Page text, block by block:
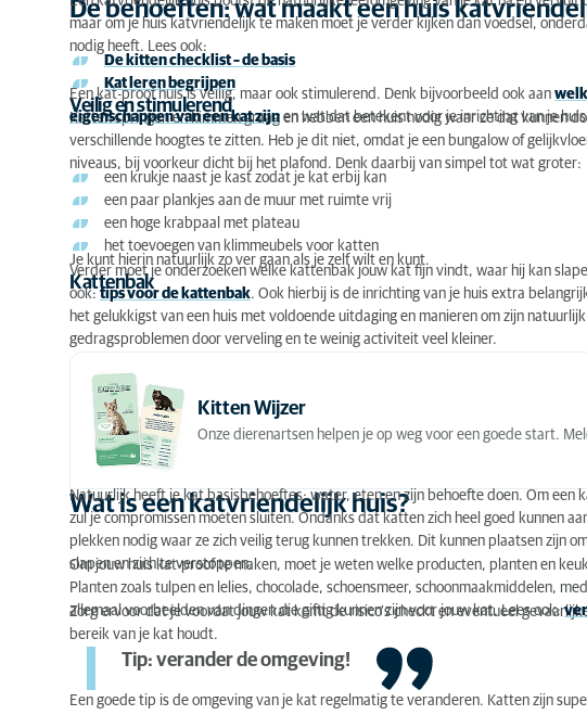
Een verstopplekje voor jouw kat
Een krabpaal
De kattenbak
Stimulatie en speeltjes
De buitenwereld
De behoeften: wat maakt een huis
maar om je huis katvriendelijk te maken moet je verder kijken dan voedsel,
nodig heeft. Lees ook:
De kitten checklist – de basis
Kat leren begrijpen
Veilig en stimulerend
Een kat-proof huis is veilig, maar ook stimulerend. Denk bijvoorbeeld ook aan
eigenschappen van een kat zijn en wat dat betekent voor je inrichting van je
Katten springen en kimmen graag en hebben een huis nodig waar ze dat kunnen
verschillende hoogtes te zitten. Heb je dit niet, omdat je een bungalow of
niveaus, bij voorkeur dicht bij het plafond. Denk daarbij van simpel tot wat groter:
een krukje naast je kast zodat je kat erbij kan
een paar plankjes aan de muur met ruimte vrij
een hoge krabpaal met plateau
het toevoegen van klimmeubels voor katten
Je kunt hierin natuurlijk zo ver gaan als je zelf wilt en kunt.
Kattenbak
Verder moet je onderzoeken welke kattenbak jouw kat fijn vindt, waar hij kan
ook: tips voor de kattenbak. Ook hierbij is de inrichting van je huis extra
het gelukkigst van een huis met voldoende uitdaging en manieren om zijn
gedragsproblemen door verveling en te weinig activiteit veel kleiner.
Kitten Wijzer
Onze dierenartsen helpen je op weg voor een goede start.
Wat is een katvriendelijk huis?
Natuurlijk heeft je kat basisbehoeftes: water, eten en zijn behoefte doen. Om
zul je compromissen moeten sluiten. Ondanks dat katten zich heel goed kunnen
plekken nodig waar ze zich veilig terug kunnen trekken. Dit kunnen plaatsen zijn
slapen en zich te verstoppen.
Om jouw huis kat-proof te maken, moet je weten welke producten, planten en
Planten zoals tulpen en lelies, chocolade, schoensmeer, schoonmaakmiddelen,
allemaal voorbeelden van dingen die giftig kunnen zijn voor jouw kat. Lees ook:
Zorg ervoor dat je voordat jouw kat komt de risico's checkt en eventueel
bereik van je kat houdt.
Tip: verander de omgeving!
Een goede tip is de omgeving van je kat regelmatig te veranderen. Katten zijn